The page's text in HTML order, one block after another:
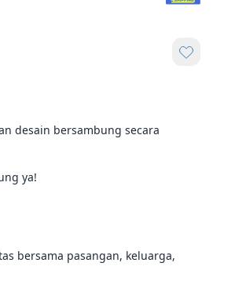
desain bersambung secara
ya!
bersama pasangan, keluarga,